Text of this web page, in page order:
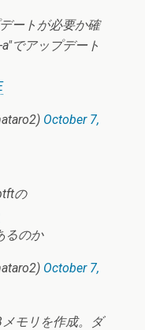
ートが必要か確
でアップデート
October 7,
の
るのか
October 7,
メモリを作成。ダ